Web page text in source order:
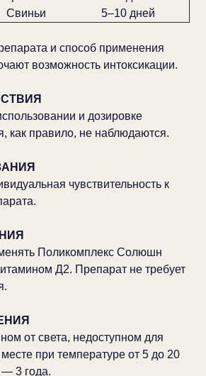
Свиньи
5–10 дней
и способ применения
возможность интоксикации.
и дозировке
как правило, не наблюдаются.
чувствительность к
Поликомплекс Солюшн
Д2. Препарат не требует
от света, недоступном для
при температуре от 5 до 20
— 3 года.